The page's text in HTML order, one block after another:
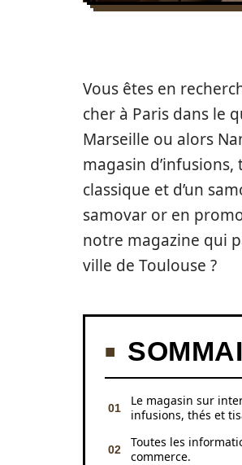
Vous êtes en
cher à Paris dans le
Marseille ou alors
magasin
classique et d’un
samovar or en
notre magazine qui
ville de Toulouse ?
Le magasin sur
infusions, thés et
Toutes les
commerce.